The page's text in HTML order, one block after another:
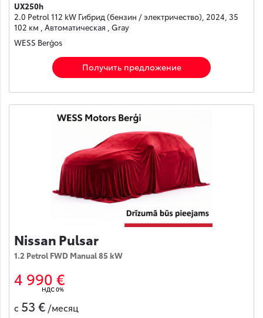
UX250h
2.0 Petrol 112 kW Гибрид (бензин / электричество), 2024, 35
102 км , Автоматическая , Gray
WESS Berģos
Получить предложение
Nissan Pulsar
1.2 Petrol FWD Manual 85 kW
4 990 €
НДС 0%
с 53 € /месяц